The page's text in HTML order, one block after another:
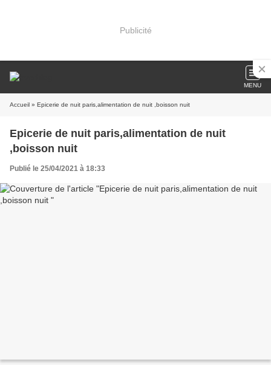
Publicité
MENU
Accueil » Epicerie de nuit paris,alimentation de nuit ,boisson nuit
Epicerie de nuit paris,alimentation de nuit
,boisson nuit
Publié le 25/04/2021 à 18:33